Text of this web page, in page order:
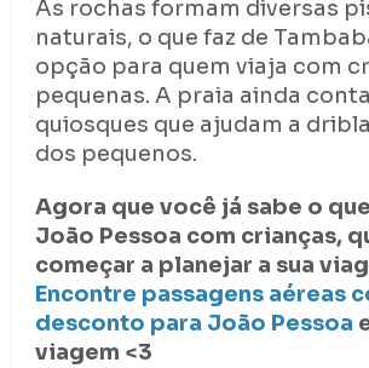
As rochas formam diversas
naturais, o que faz de
opção para quem viaja com
pequenas. A praia ainda
quiosques que ajudam a
dos pequenos.
Agora que você já sabe o
João Pessoa com crianças,
começar a planejar a sua
Encontre passagens aéreas
desconto para João Pessoa
viagem <3